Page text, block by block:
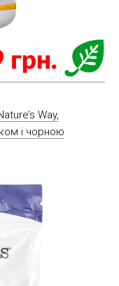
Way,
і чорною